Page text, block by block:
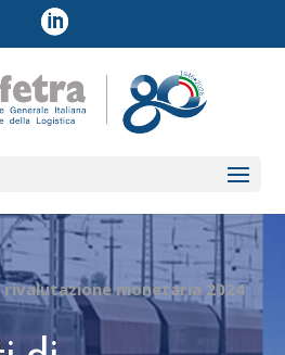
monetaria 2024